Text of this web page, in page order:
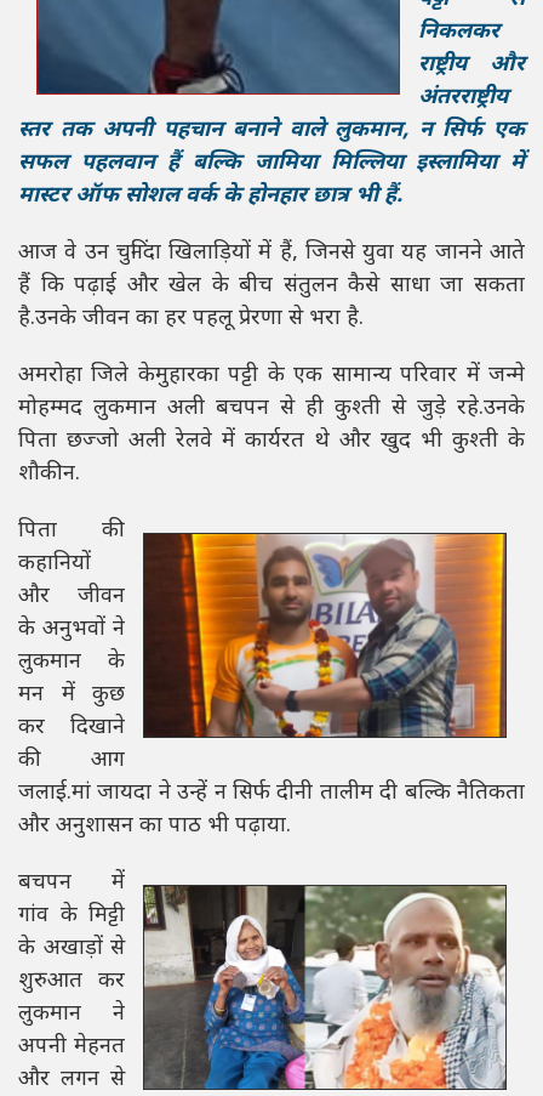
निकलकर
राष्ट्रीय और
अंतरराष्ट्रीय
स्तर तक अपनी पहचान बनाने वाले लुकमान, न सिर्फ एक
सफल पहलवान हैं बल्कि जामिया मिल्लिया इस्लामिया में
मास्टर ऑफ सोशल वर्क के होनहार छात्र भी हैं.
आज वे उन चुनिंदा खिलाड़ियों में हैं, जिनसे युवा यह जानने आते
हैं कि पढ़ाई और खेल के बीच संतुलन कैसे साधा जा सकता
है.उनके जीवन का हर पहलू प्रेरणा से भरा है.
अमरोहा जिले केमुहारका पट्टी के एक सामान्य परिवार में जन्मे
मोहम्मद लुकमान अली बचपन से ही कुश्ती से जुड़े रहे.उनके
पिता छज्जो अली रेलवे में कार्यरत थे और खुद भी कुश्ती के
शौकीन.
पिता की
कहानियों
और जीवन
के अनुभवों ने
लुकमान के
मन में कुछ
कर दिखाने
की आग
जलाई.मां जायदा ने उन्हें न सिर्फ दीनी तालीम दी बल्कि नैतिकता
और अनुशासन का पाठ भी पढ़ाया.
बचपन में
गांव के मिट्टी
के अखाड़ों से
शुरुआत कर
लुकमान ने
अपनी मेहनत
और लगन से